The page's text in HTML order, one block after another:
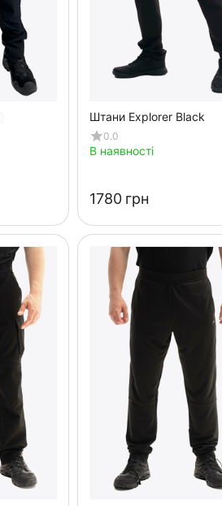
Штани Explorer Black
0.0
В наявності
‍1780‍ грн